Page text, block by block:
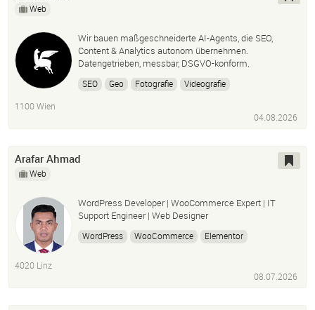
Web
Wir bauen maßgeschneiderte AI-Agents, die SEO,
Content & Analytics autonom übernehmen.
Datengetrieben, messbar, DSGVO-konform.
SEO Geo Fotografie
Videografie
Website
1100 Wien
04.08.2026
Arafar Ahmad
Web
WordPress Developer | WooCommerce Expert | IT
Support Engineer | Web Designer
WordPress WooCommerce
Elementor
JavaScript
Website Migration
Speed Optimization
IT Support
Microsoft 365 Office 365
4020 Linz
08.07.2026